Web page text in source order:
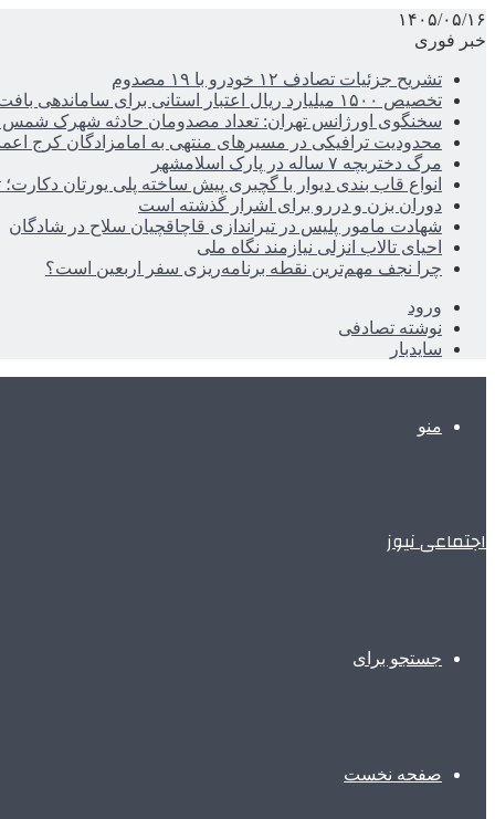
۱۴۰۵/۰۵/۱۶
خبر فوری
تشریح جزئیات تصادف ۱۲ خودرو با ۱۹ مصدوم
تخصیص ۱۵۰۰ میلیارد ریال اعتبار استانی برای ساماندهی بافت قدیم دزفول
سخنگوی اورژانس تهران: تعداد مصدومان حادثه شهرک شمس آباد به
محدودیت ترافیکی در مسیرهای منتهی به امامزادگان کرج
مرگ دختربچه ۷ ساله در پارک اسلامشهر
انواع قاب بندی دیوار با گچبری پیش ساخته پلی یورتان
دوران بزن و دررو برای اشرار گذشته است
شهادت مامور پلیس در تیراندازی قاچاقچیان سلاح در شادگان
احیای تالاب انزلی نیازمند نگاه ملی
چرا نجف مهم‌ترین نقطه برنامه‌ریزی سفر اربعین است؟
ورود
نوشته تصادفی
سایدبار
منو
اجتماعی نیوز
جستجو برای
صفحه نخست